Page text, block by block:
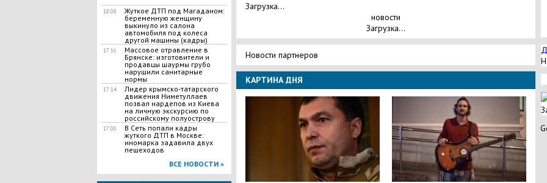
18:08
​Жуткое ДТП под Магаданом:
беременную женщину
выкинуло из салона
автомобиля под колеса
другой машины (кадры)
17:16
​Массовое отравление в
Брянске: изготовители и
продавцы шаурмы грубо
нарушили санитарные
нормы
17:14
Лидер крымско-татарского
движения Ниметуллаев
позвал нардепов из Киева
на личную экскурсию по
российскому полуострову
17:00
В Сеть попали кадры
жуткого ДТП в Москве:
иномарка задавила двух
пешеходов
ВСЕ НОВОСТИ »
Загрузка...
новости
Загрузка...
Новости партнеров
КАРТИНА ДНЯ